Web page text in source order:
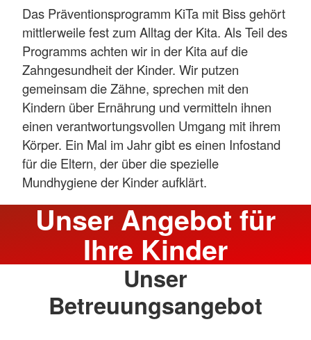
Das Präventionsprogramm KiTa mit Biss gehört
mittlerweile fest zum Alltag der Kita. Als Teil des
Programms achten wir in der Kita auf die
Zahngesundheit der Kinder. Wir putzen
gemeinsam die Zähne, sprechen mit den
Kindern über Ernährung und vermitteln ihnen
einen verantwortungsvollen Umgang mit ihrem
Körper. Ein Mal im Jahr gibt es einen Infostand
für die Eltern, der über die spezielle
Mundhygiene der Kinder aufklärt.
Unser Angebot für
Ihre Kinder
Unser
Betreuungsangebot